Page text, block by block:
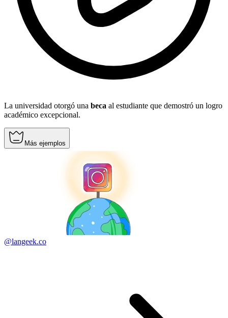
La universidad otorgó una beca al estudiante que demostró un logro
académico excepcional.
Más ejemplos
@langeek.co